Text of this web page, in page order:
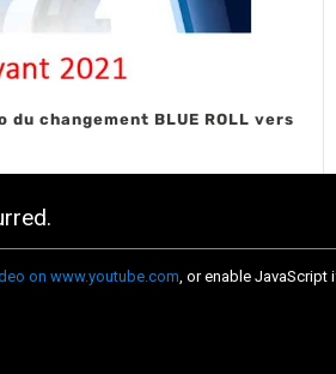
changement BLUE ROLL vers